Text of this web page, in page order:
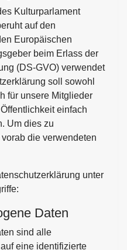
Kulturparlament
auf den
Europäischen
beim Erlass der
(DS-GVO) verwendet
soll sowohl
für unsere Mitglieder
einfach
Um dies zu
die verwendeten
unter
Daten
sind alle
eine identifizierte